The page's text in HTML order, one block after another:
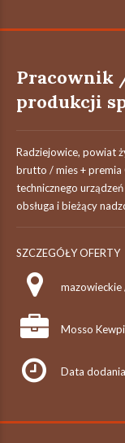
Pracownik
produkcji
Radziejowice, powiat
brutto / mies +
technicznego
obsługa i bieżący
SZCZEGÓŁY OFERTY
mazowieckie
Mosso
Data